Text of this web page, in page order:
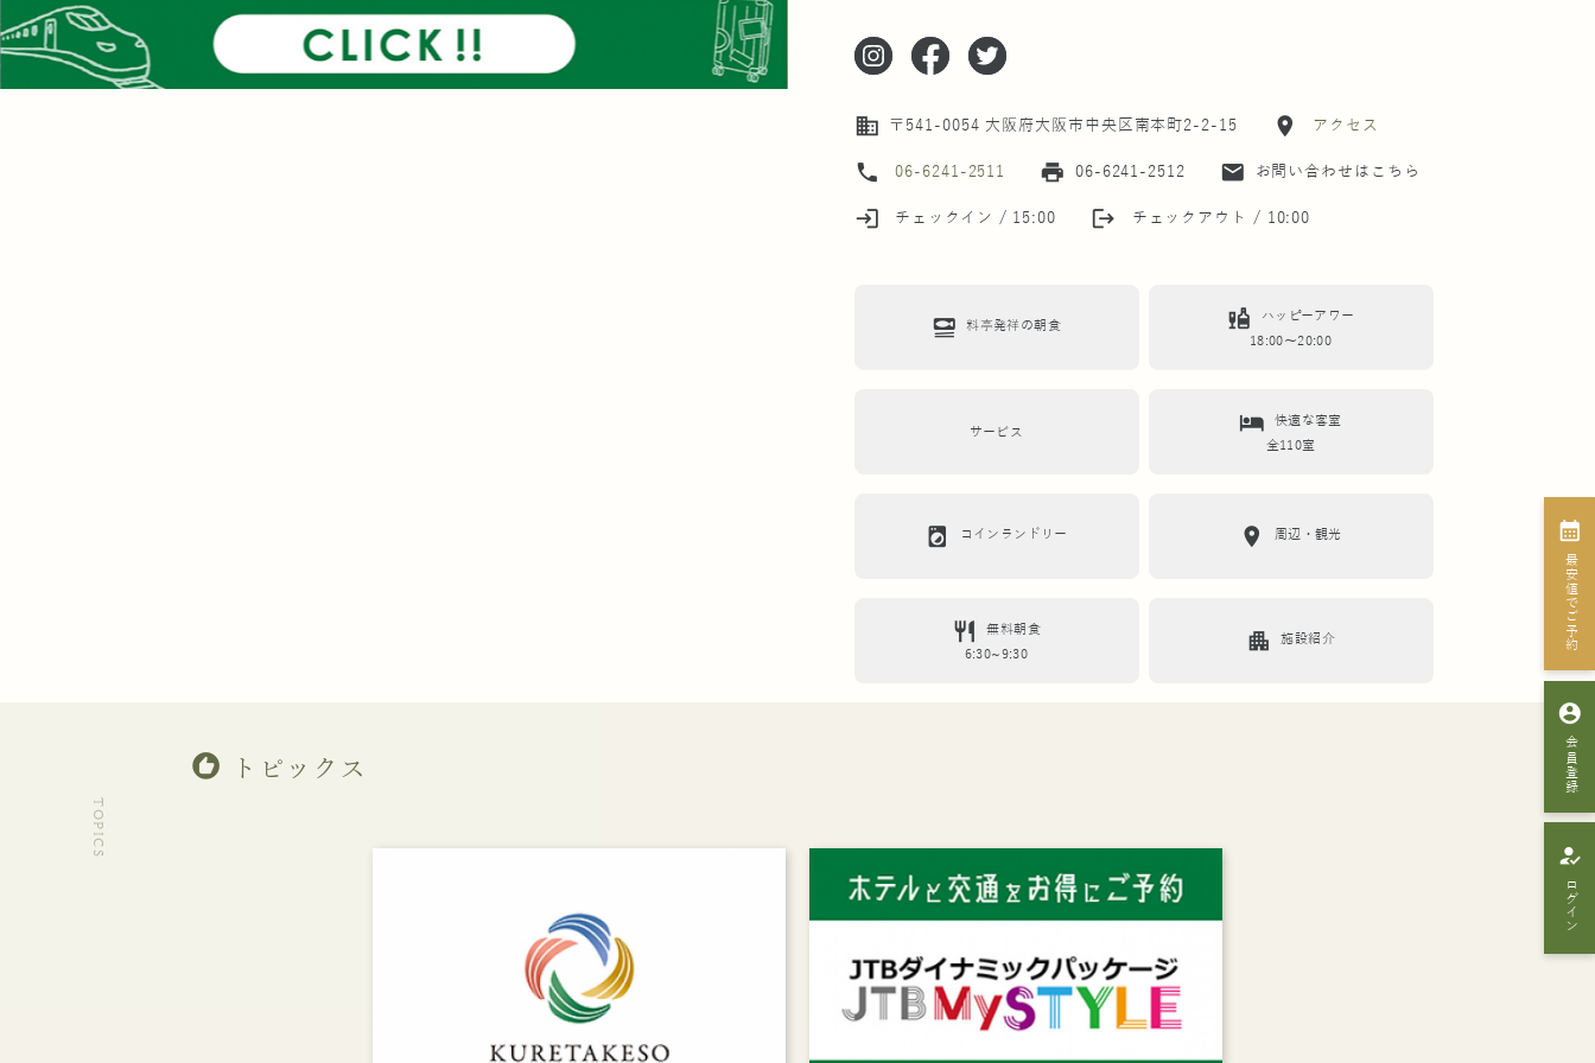
calendar_month
最安値でご予約
account_circle
会員登録
how_to_reg
ログイン
business 〒541-0054 大阪府大阪市中央区南本町2-2-15 location_on アクセス
phone 06-6241-2511 print 06-6241-2512 mail お問い合わせはこちら
login チェックイン / 15:00 logout チェックアウト / 10:00
set_meal 料亭発祥の朝食 liquor
ハッピーアワー
18:00～20:00
サービス hotel
快適な客室
全110室
local_laundry_service コインランドリー location_on 周辺・観光
restaurant
無料朝食
6:30~9:30
apartment 施設紹介
TOPICS
recommend トピックス